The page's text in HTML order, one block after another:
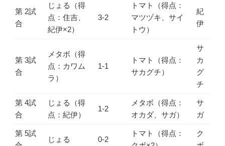
第 2試
合
じょる（得
点：住吉、
紀伊×2）
3-2
トマト（得点：
マツヅキ、サイ
トウ）
紀
伊
第 3試
合
メタボ（得
点：カワム
ラ）
1-1
トマト（得点：
サカグチ）
サ
カ
グ
チ
第 4試
合
じょる（得
点：紀伊）
1-2
メタボ（得点：
オカダ、サガ）
サ
ガ
第 5試
じょる 0-2
トマト（得点：
ク